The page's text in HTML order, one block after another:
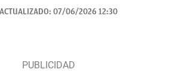
fenómenos sociales, con un enfoque
a explicar al lector cómo los grandes
ACTUALIZADO: 07/06/2026 12:30